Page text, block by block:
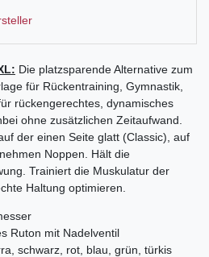
Die platzsparende Alternative zum
für Rückentraining, Gymnastik,
rückengerechtes, dynamisches
ohne zusätzlichen Zeitaufwand.
der einen Seite glatt (Classic), auf
Noppen. Hält die
Trainiert die Muskulatur der
Haltung optimieren.
Ruton mit Nadelventil
schwarz, rot, blau, grün, türkis